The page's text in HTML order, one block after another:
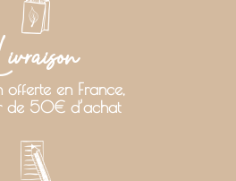
offerte en France,
de 50€ d’achat